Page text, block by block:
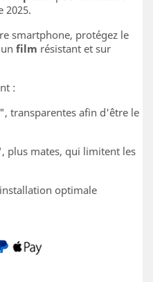
2025.
smartphone, protégez le
film résistant et sur
:
transparentes afin d'être le
plus mates, qui limitent les
optimale